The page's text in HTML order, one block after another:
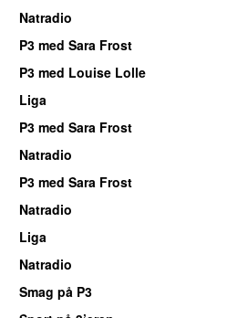
Natradio
P3 med Sara Frost
P3 med Louise Lolle
Liga
P3 med Sara Frost
Natradio
P3 med Sara Frost
Natradio
Liga
Natradio
Smag på P3